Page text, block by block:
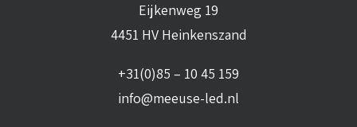
Eijkenweg 19
4451 HV Heinkenszand
+31(0)85 – 10 45 159
info@meeuse-led.nl